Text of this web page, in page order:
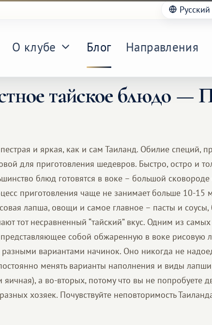
Русский
О клубе Блог Направления
тайское блюдо —
и яркая, как и сам Таиланд. Обилие специй,
для приготовления шедевров. Быстро, остро и
блюд готовятся в воке – большой сковороде
приготовления чаще не занимает больше 10-15
лапша, овощи и самое главное – пасты и соусы,
тот несравненный “тайский” вкус. Одним из
собой обжаренную в воке рисовую
вариантами начинок. Оно никогда не
менять варианты наполнения и виды
яичная), а во-вторых, потому что вы не попробуете
хозяек. Почувствуйте неповторимость